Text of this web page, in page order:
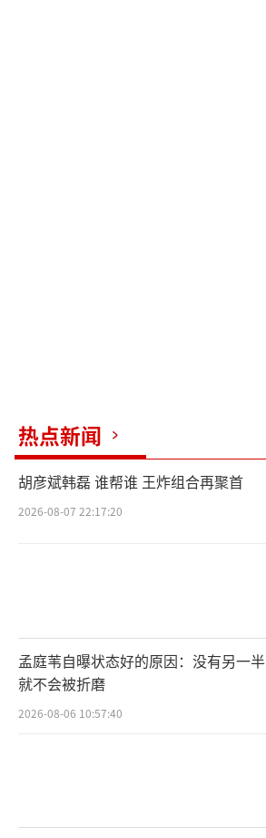
热点新闻
胡彦斌韩磊 谁帮谁 王炸组合再聚首
2026-08-07 22:17:20
孟庭苇自曝状态好的原因：没有另一半
就不会被折磨
2026-08-06 10:57:40